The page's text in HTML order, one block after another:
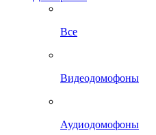
Все
Видеодомофоны
Аудиодомофоны